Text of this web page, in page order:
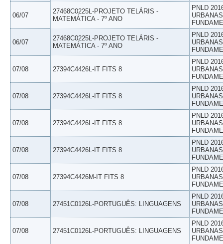
06/07
27468C0225L-PROJETO TELÁRIS -
MATEMÁTICA - 7º ANO
PNLD
06/07
27468C0225L-PROJETO TELÁRIS -
MATEMÁTICA - 7º ANO
PNLD
07/08 27394C4426L-IT FITS 8
PNLD
07/08 27394C4426L-IT FITS 8
PNLD
07/08 27394C4426L-IT FITS 8
PNLD
07/08 27394C4426L-IT FITS 8
PNLD
07/08 27394C4426M-IT FITS 8
PNLD
07/08 27451C0126L-PORTUGUÊS: LINGUAGENS
PNLD
07/08 27451C0126L-PORTUGUÊS: LINGUAGENS
PNLD